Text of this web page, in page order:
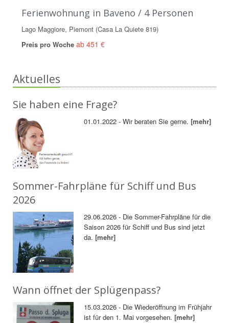
Ferienwohnung in Baveno / 4 Personen
Lago Maggiore, Piemont (Casa La Quiete 819)
Preis pro Woche ab 451 €
Aktuelles
Sie haben eine Frage?
01.01.2022 - Wir beraten Sie gerne.[mehr]
Sommer-Fahrpläne für Schiff und Bus
2026
29.06.2026 - Die Sommer-Fahrpläne für die
Saison 2026 für Schiff und Bus sind jetzt
da.[mehr]
Wann öffnet der Splügenpass?
15.03.2026 - Die Wiederöffnung im Frühjahr
ist für den 1. Mai vorgesehen.[mehr]